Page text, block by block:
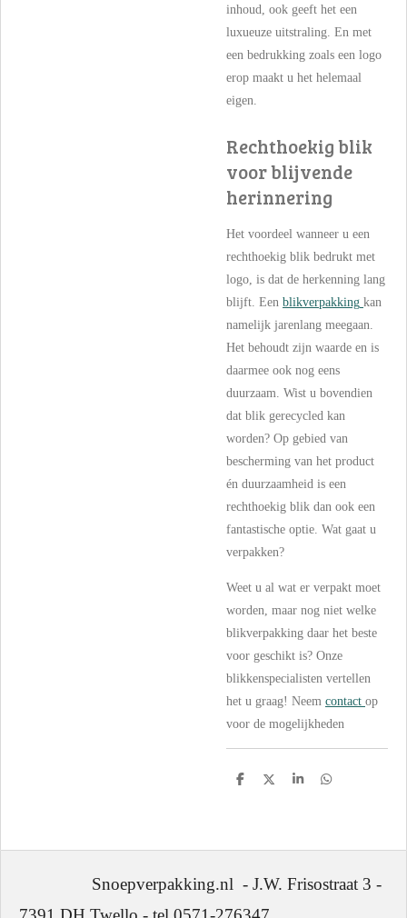
inhoud, ook geeft het een
luxueuze uitstraling. En met
een bedrukking zoals een logo
erop maakt u het helemaal
eigen.
Rechthoekig blik
voor blijvende
herinnering
Het voordeel wanneer u een
rechthoekig blik bedrukt met
logo, is dat de herkenning lang
blijft. Een blikverpakking kan
namelijk jarenlang meegaan.
Het behoudt zijn waarde en is
daarmee ook nog eens
duurzaam. Wist u bovendien
dat blik gerecycled kan
worden? Op gebied van
bescherming van het product
én duurzaamheid is een
rechthoekig blik dan ook een
fantastische optie. Wat gaat u
verpakken?
Weet u al wat er verpakt moet
worden, maar nog niet welke
blikverpakking daar het beste
voor geschikt is? Onze
blikkenspecialisten vertellen
het u graag! Neem contact op
voor de mogelijkheden
D
D
S
D
Snoepverpakking.nl - J.W. Frisostraat 3 -